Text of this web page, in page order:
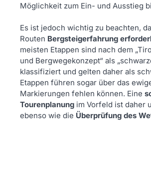
Möglichkeit zum Ein- und Ausstieg
Es ist jedoch wichtig zu beachten,
Routen Bergsteigerfahrung
meisten Etappen sind nach dem
und Bergwegekonzept“ als
klassifiziert und gelten daher als
Etappen führen sogar über das
Markierungen fehlen können. Eine
Tourenplanung im Vorfeld ist daher
ebenso wie die Überprüfung des